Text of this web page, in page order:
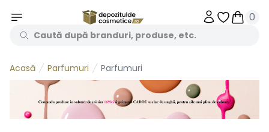
Obiecte
0
Acasă Parfumuri Parfumuri